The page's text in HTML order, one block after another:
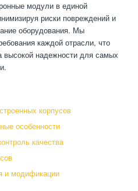
модули в единой
риски повреждений и
оборудования. Мы
каждой отрасли, что
высокой надежности для самых
корпусов
особенности
качества
и модификации